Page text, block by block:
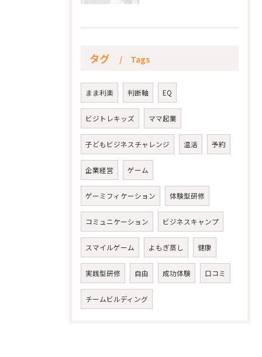
タグ Tags
まま利楽 判断軸 EQ
ビジトレキッズ ママ起業
子どもビジネスチャレンジ 温活 予約
企業経営 ゲーム
ゲーミフィケーション 体験型研修
コミュニケーション ビジネスキャンプ
スマイルゲーム よもぎ蒸し 健康
実践型研修 自由 成功体験 口コミ
チームビルディング